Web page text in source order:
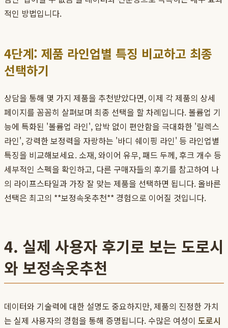
적인 방법입니다.
4단계: 제품 라인업별 특징 비교하고 최종
선택하기
상담을 통해 몇 가지 제품을 추천받았다면, 이제 각 제품의 상세
페이지를 꼼꼼히 살펴보며 최종 선택을 할 차례입니다. 볼륨업 기
능에 특화된 '볼륨업 라인', 압박 없이 편안함을 극대화한 '릴렉스
라인', 강력한 보정력을 자랑하는 '바디 쉐이핑 라인' 등 라인업별
특징을 비교해보세요. 소재, 와이어 유무, 패드 두께, 후크 개수 등
세부적인 스펙을 확인하고, 다른 구매자들의 후기를 참고하여 나
의 라이프스타일과 가장 잘 맞는 제품을 선택하면 됩니다. 올바른
선택은 최고의 **보정속옷추천** 경험으로 이어질 것입니다.
4. 실제 사용자 후기로 보는 도로시
와 보정속옷추천
데이터와 기술력에 대한 설명도 중요하지만, 제품의 진정한 가치
는 실제 사용자의 경험을 통해 증명됩니다. 수많은 여성이 도로시